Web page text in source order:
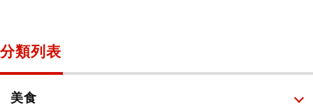
分類列表
美食